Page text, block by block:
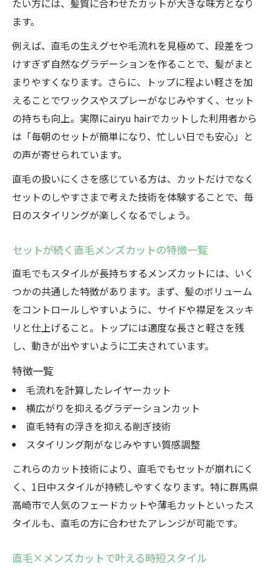
たい方には、髪質に合わせたカットが大きな味方となり
ます。
例えば、直毛の生えグセや毛流れを見極めて、段差をつ
けすぎず自然なグラデーションを作ることで、髪がまと
まりやすくなります。さらに、トップに程よい軽さを加
えることでワックスやスプレーがなじみやすく、セット
の持ちも向上。実際にairyu hairでカットした利用者から
は「毎朝のセットが簡単になり、忙しい日でも安心」と
の声が寄せられています。
直毛の扱いにくさを感じている方は、カットだけでなく
セットのしやすさまで考えた技術を体験することで、毎
日のスタイリングが楽しくなるでしょう。
セットが続く直毛メンズカットの特徴一覧
直毛でもスタイルが長持ちするメンズカットには、いく
つかの共通した特徴があります。まず、髪のボリューム
をコントロールしやすいように、サイドや襟足をスッキ
リと仕上げること。トップには適度な長さと軽さを残
し、動きが出やすいように工夫されています。
特徴一覧
毛流れを計算したレイヤーカット
横広がりを抑えるグラデーションカット
直毛特有の浮きを抑える削ぎ技術
スタイリング剤がなじみやすい質感調整
これらのカット技術により、直毛でもセットが崩れにく
く、1日中スタイルが持続しやすくなります。特に群馬県
高崎市で人気のフェードカットや薄毛カットといったス
タイルも、直毛の方に合わせたアレンジが可能です。
直毛×メンズカットで叶える時短スタイル